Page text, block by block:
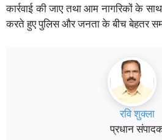
कार्रवाई की जाए तथा आम नागरिकों के
करते हुए पुलिस और जनता के बीच बेहतर
रवि शुक्ला
प्रधान